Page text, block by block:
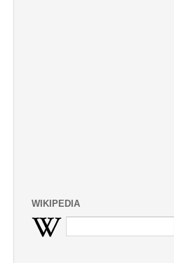
WIKIPEDIA